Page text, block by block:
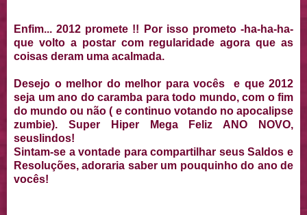
Enfim... 2012 promete !! Por isso prometo -ha-ha-ha-
que volto a postar com regularidade agora que as
coisas deram uma acalmada.
Desejo o melhor do melhor para vocês e que 2012
seja um ano do caramba para todo mundo, com o fim
do mundo ou não ( e continuo votando no apocalipse
zumbie). Super Hiper Mega Feliz ANO NOVO,
seuslindos!
Sintam-se a vontade para compartilhar seus Saldos e
Resoluções, adoraria saber um pouquinho do ano de
vocês!